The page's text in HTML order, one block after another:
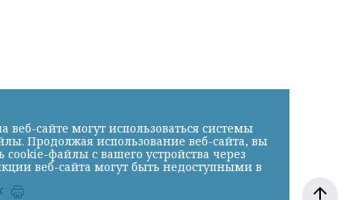
сайте могут использоваться системы
Продолжая использование веб-сайта, вы
файлы с вашего устройства через
веб-сайта могут быть недоступными в